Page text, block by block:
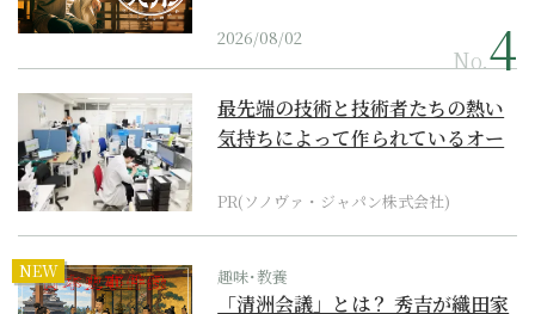
2026/08/02
No.
最先端の技術と技術者たちの熱い
気持ちによって作られているオー
PR(ソノヴァ・ジャパン株式会社)
NEW 趣味･教養
「清洲会議」とは？ 秀吉が織田家